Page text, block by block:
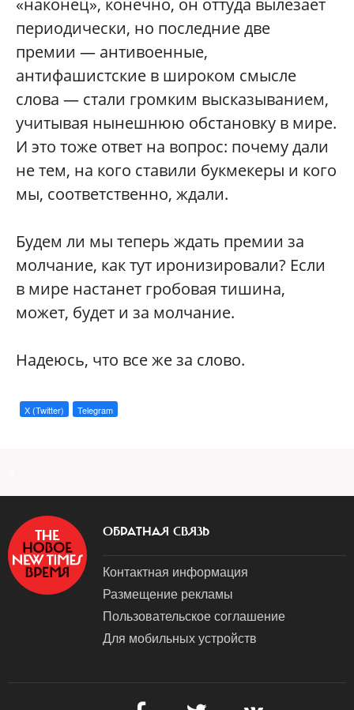
«наконец», конечно, он оттуда вылезает
периодически, но последние две
премии — антивоенные,
антифашистские в широком смысле
слова — стали громким высказыванием,
учитывая нынешнюю обстановку в мире.
И это тоже ответ на вопрос: почему дали
не тем, на кого ставили букмекеры и кого
мы, соответственно, ждали.
Будем ли мы теперь ждать премии за
молчание, как тут иронизировали? Если
в мире настанет гробовая тишина,
может, будет и за молчание.
Надеюсь, что все же за слово.
X (Twitter) Telegram
ОБРАТНАЯ СВЯЗЬ
Контактная информация
Размещение рекламы
Пользовательское соглашение
Для мобильных устройств